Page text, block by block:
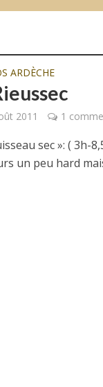
ARDÈCHE
2011 1
sec »: ( 3h-
un peu hard